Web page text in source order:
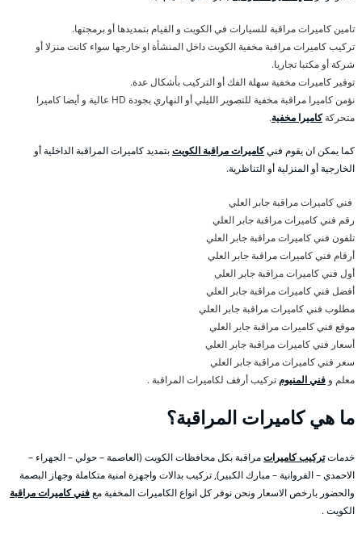
تامين كاميرات مراقبة للسيارات في الكويت و القيام بتمديدها أو برمجتها.
تركيب كاميرات مراقبة مخفية الكويت داخل المنشأة او خارجها سواء كانت منزلا أو
شركة أو مكتبا تجاريا.
توفير كاميرات مخفية سهلة الفك أو التركيب بأشكال عدة.
نؤمن كاميرا مراقبة مخفية للتصوير الليلي أو النهاري بجودة HD عالية و أيضا كاميرا
متحركةكاميرا مخفية.
كما يمكن ان يقوم فنيكاميرات مراقبة الكويتبتمديد كاميرات المراقبة الداخلية أو
الخارجية أو المنزلية أو التناظرية.
فني كاميرات مراقبة جابر العلي
رقم فني كاميرات مراقبة جابر العلي
تلفون فني كاميرات مراقبة جابر العلي
أرقام فني كاميرات مراقبة جابر العلي
أول فني كاميرات مراقبة جابر العلي
أفضل فني كاميرات مراقبة جابر العلي
مطلوب فني كاميرات مراقبة جابر العلي
موقع فني كاميرات مراقبة جابر العلي
أسعار فني كاميرات مراقبة جابر العلي
سعر فني كاميرات مراقبة جابر العلي
معلم و فني المنيومتركيب أرفف لكاميرات المراقبة .
ما هي كاميرات المراقبة؟
خدماتتركيب كاميراتمراقبة بكل محافظات الكويت (العاصمة – حولي – الجهراء –
الاحمدي – الفروانية – مبارك الكبير), تركيب بدالات واجهزة امنية متكاملة وجهاز البصمة
والحضور بارخص الاسعار ونحن نوفر كل انواع الكاميرات المخفية معفني كاميرات مراقبة
الكويت .